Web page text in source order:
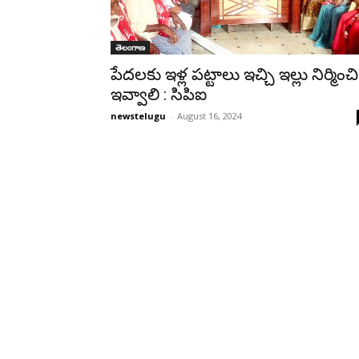
తెలంగాణ
పేదలకు ఇళ్ల పట్టాలు ఇచ్చి ఇల్లు నిర్మించి
ఇవ్వాలి : సిపిఐ
newstelugu - August 16, 2024